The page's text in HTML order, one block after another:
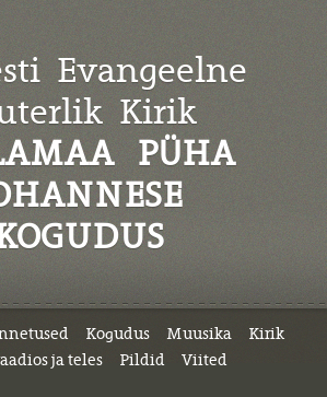
Evangeelne
Kirik
PÜHA
Kogudus Muusika
Kirik
ja teles Pildid
Viited